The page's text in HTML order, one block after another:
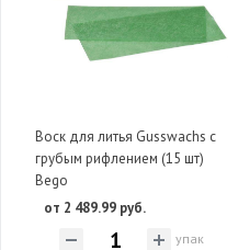
Воск для литья Gusswachs с
грубым рифлением (15 шт)
Bego
от 2 489.99 руб.
упак